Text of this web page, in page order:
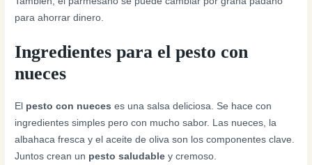
para ahorrar dinero.
Ingredientes para el pesto con
nueces
El pesto con nueces es una salsa deliciosa. Se hace con
ingredientes simples pero con mucho sabor. Las nueces, la
albahaca fresca y el aceite de oliva son los componentes clave.
Juntos crean un pesto saludable y cremoso.